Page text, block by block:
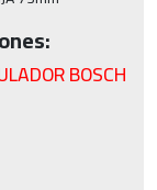
BOSCH